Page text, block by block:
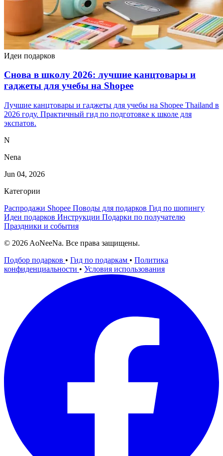
Идеи подарков
Снова в школу 2026: лучшие канцтовары и
гаджеты для учебы на Shopee
Лучшие канцтовары и гаджеты для учебы на Shopee Thailand в
2026 году. Практичный гид по подготовке к школе для
экспатов.
N
Nena
Jun 04, 2026
Категории
Распродажи Shopee Поводы для подарков Гид по шопингу
Идеи подарков Инструкции Подарки по получателю
Праздники и события
© 2026 AoNeeNa. Все права защищены.
Подбор подарков • Гид по подаркам • Политика
конфиденциальности • Условия использования